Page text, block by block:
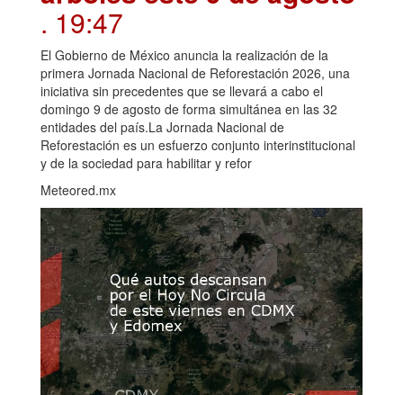
. 19:47
El Gobierno de México anuncia la realización de la
primera Jornada Nacional de Reforestación 2026, una
iniciativa sin precedentes que se llevará a cabo el
domingo 9 de agosto de forma simultánea en las 32
entidades del país.La Jornada Nacional de
Reforestación es un esfuerzo conjunto interinstitucional
y de la sociedad para habilitar y refor
Meteored.mx